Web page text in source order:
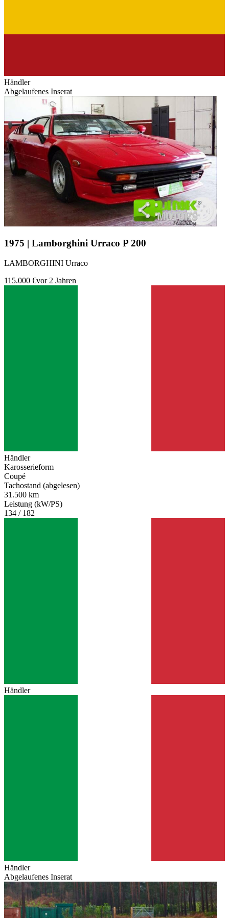
Händler
Abgelaufenes Inserat
1975 | Lamborghini Urraco P 200
LAMBORGHINI Urraco
115.000 €vor 2 Jahren
Händler
Karosserieform
Coupé
Tachostand (abgelesen)
31.500 km
Leistung (kW/PS)
134 / 182
Händler
Händler
Abgelaufenes Inserat